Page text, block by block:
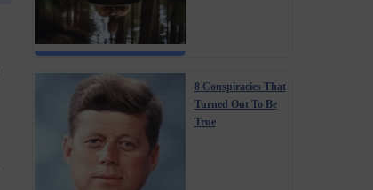
8 Conspiracies That
Turned Out To Be
True